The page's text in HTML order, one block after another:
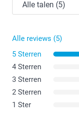
Alle reviews (5)
5 Sterren
4 Sterren
3 Sterren
2 Sterren
1 Ster